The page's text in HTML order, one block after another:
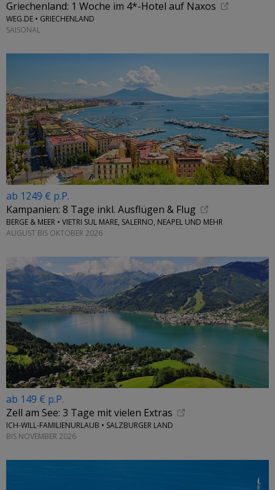
Griechenland: 1 Woche im 4*-Hotel auf Naxos
WEG.DE • GRIECHENLAND
SAISONAL
ab 1249 € p.P.
Kampanien: 8 Tage inkl. Ausflügen & Flug
BERGE & MEER • VIETRI SUL MARE, SALERNO, NEAPEL UND MEHR
AUGUST BIS OKTOBER 2026
ab 149 € p.P.
Zell am See: 3 Tage mit vielen Extras
ICH-WILL-FAMILIENURLAUB • SALZBURGER LAND
BIS NOVEMBER 2026